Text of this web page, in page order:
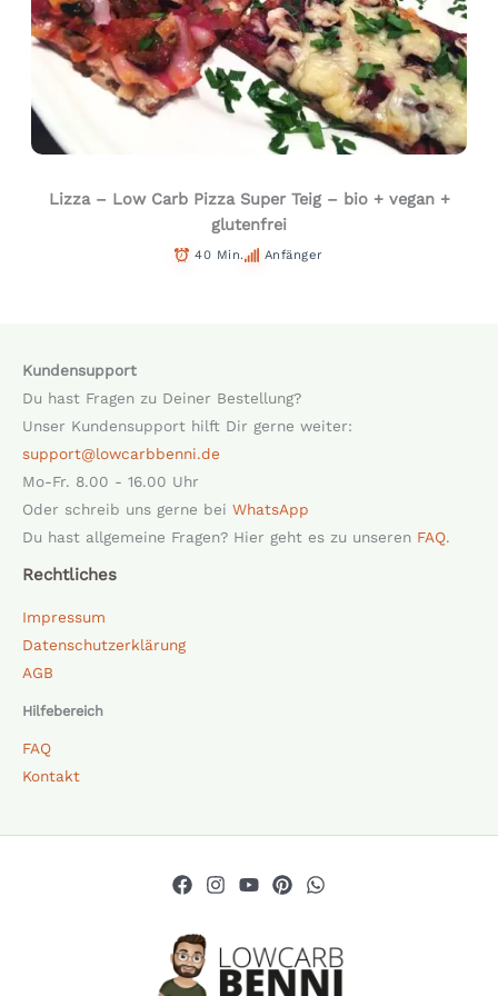
Lizza – Low Carb Pizza Super Teig – bio + vegan +
glutenfrei
40 Min. Anfänger
Kundensupport
Du hast Fragen zu Deiner Bestellung?
Unser Kundensupport hilft Dir gerne weiter:
support@lowcarbbenni.de
Mo-Fr. 8.00 - 16.00 Uhr
Oder schreib uns gerne bei WhatsApp
Du hast allgemeine Fragen? Hier geht es zu unseren FAQ.
Rechtliches
Impressum
Datenschutzerklärung
AGB
Hilfebereich
FAQ
Kontakt